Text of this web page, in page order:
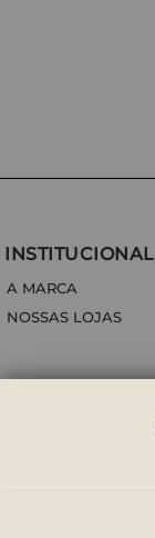
INSTITUCIONAL
A MARCA
NOSSAS LOJAS